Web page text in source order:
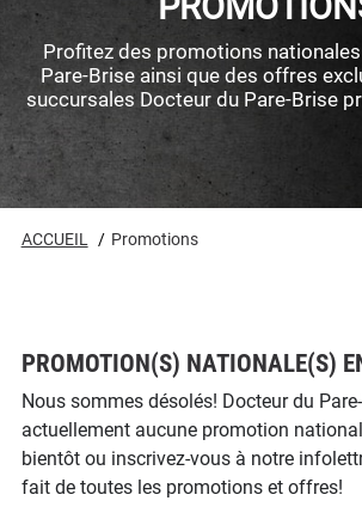
Profitez des promotions
Pare-Brise ainsi que des offres
succursales Docteur du Pare-Brise
ACCUEIL Promotions
PROMOTION(S) NATIONALE(S)
Nous sommes désolés! Docteur du
actuellement aucune promotion
bientôt ou inscrivez-vous à notre
fait de toutes les promotions et offres!